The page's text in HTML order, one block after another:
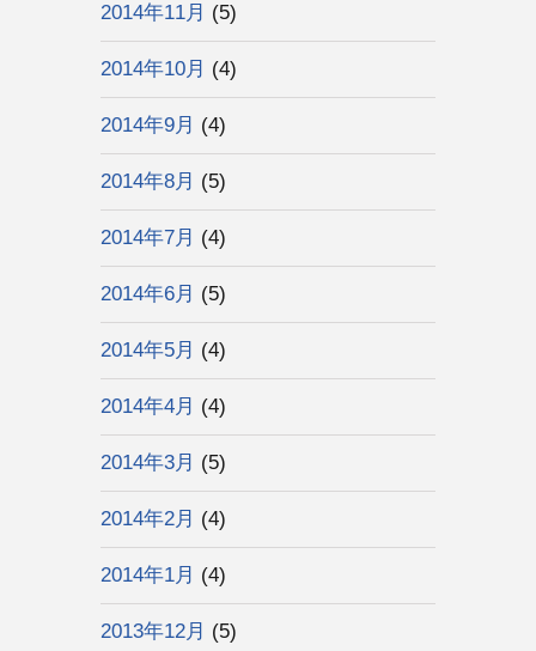
2014年11月 (5)
2014年10月 (4)
2014年9月 (4)
2014年8月 (5)
2014年7月 (4)
2014年6月 (5)
2014年5月 (4)
2014年4月 (4)
2014年3月 (5)
2014年2月 (4)
2014年1月 (4)
2013年12月 (5)